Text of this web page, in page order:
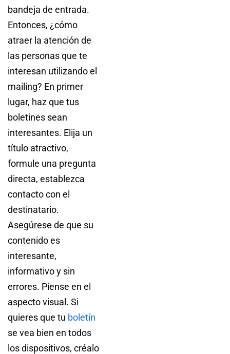
bandeja de entrada.
Entonces, ¿cómo
atraer la atención de
las personas que te
interesan utilizando el
mailing? En primer
lugar, haz que tus
boletines sean
interesantes. Elija un
título atractivo,
formule una pregunta
directa, establezca
contacto con el
destinatario.
Asegúrese de que su
contenido es
interesante,
informativo y sin
errores. Piense en el
aspecto visual. Si
quieres que tu boletín
se vea bien en todos
los dispositivos, créalo